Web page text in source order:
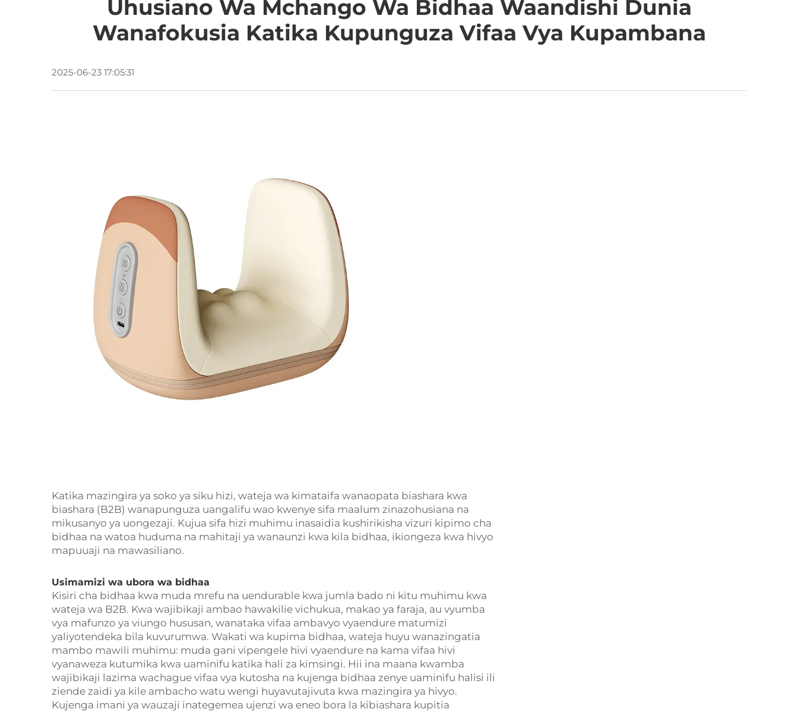
Uhusiano Wa Mchango Wa Bidhaa Waandishi Dunia
Wanafokusia Katika Kupunguza Vifaa Vya Kupambana
2025-06-23 17:05:31
Katika mazingira ya soko ya siku hizi, wateja wa kimataifa wanaopata biashara kwa
biashara (B2B) wanapunguza uangalifu wao kwenye sifa maalum zinazohusiana na
mikusanyo ya uongezaji. Kujua sifa hizi muhimu inasaidia kushirikisha vizuri kipimo cha
bidhaa na watoa huduma na mahitaji ya wanaunzi kwa kila bidhaa, ikiongeza kwa hivyo
mapuuaji na mawasiliano.
Usimamizi wa ubora wa bidhaa
Kisiri cha bidhaa kwa muda mrefu na uendurable kwa jumla bado ni kitu muhimu kwa
wateja wa B2B. Kwa wajibikaji ambao hawakilie vichukua, makao ya faraja, au vyumba
vya mafunzo ya viungo hususan, wanataka vifaa ambavyo vyaendure matumizi
yaliyotendeka bila kuvurumwa. Wakati wa kupima bidhaa, wateja huyu wanazingatia
mambo mawili muhimu: muda gani vipengele hivi vyaendure na kama vifaa hivi
vyanaweza kutumika kwa uaminifu katika hali za kimsingi. Hii ina maana kwamba
wajibikaji lazima wachague vifaa vya kutosha na kujenga bidhaa zenye uaminifu halisi ili
ziende zaidi ya kile ambacho watu wengi huyavutajivuta kwa mazingira ya hivyo.
Kujenga imani ya wauzaji inategemea ujenzi wa eneo bora la kibiashara kupitia